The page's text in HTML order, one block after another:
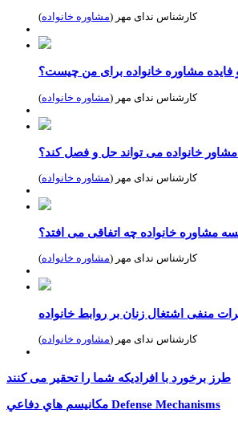
کارشناس ندای مهر (مشاوره خانواده)
و فایده مشاوره خانواده برای من چیست؟
کارشناس ندای مهر (مشاوره خانواده)
خانواده می تواند حل و فصل کند؟
کارشناس ندای مهر (مشاوره خانواده)
مشاوره خانواده چه اتفاقی می افتد؟
کارشناس ندای مهر (مشاوره خانواده)
منفی اشتغال زنان بر روابط خانواده
کارشناس ندای مهر (مشاوره خانواده)
طرز برخورد با افرادیکه شما را تحقیر می کنند
مكانيسم هاي دفاعي Defense Mechanisms